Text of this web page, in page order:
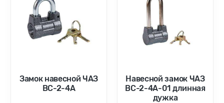
Замок навесной ЧАЗ
ВС-2-4А
Навесной замок ЧАЗ
ВС-2-4А-01 длинная
дужка